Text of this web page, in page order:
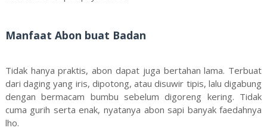
Manfaat Abon buat Badan
Tidak hanya praktis, abon dapat juga bertahan lama. Terbuat
dari daging yang iris, dipotong, atau disuwir tipis, lalu digabung
dengan bermacam bumbu sebelum digoreng kering. Tidak
cuma gurih serta enak, nyatanya abon sapi banyak faedahnya
lho.